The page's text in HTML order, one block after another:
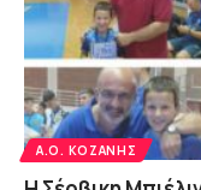
Α.Ο. ΚΟΖΆΝΗΣ